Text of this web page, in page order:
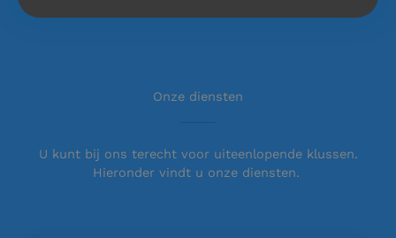
Onze diensten
U kunt bij ons terecht voor uiteenlopende klussen.
Hieronder vindt u onze diensten.